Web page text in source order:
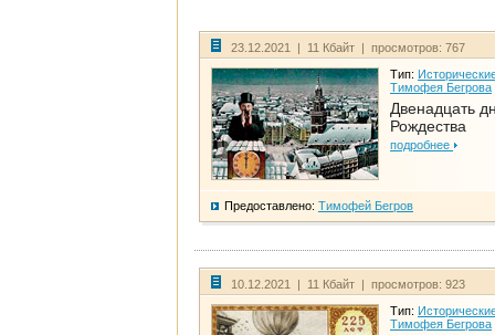
23.12.2021 | 11 Кбайт | просмотров: 767
Тип:
Тимофея Бегрова
Двенадцать
Рождества
подробнее
Предоставлено: Тимофей Бегров
10.12.2021 | 11 Кбайт | просмотров: 923
Тип:
Тимофея Бегрова